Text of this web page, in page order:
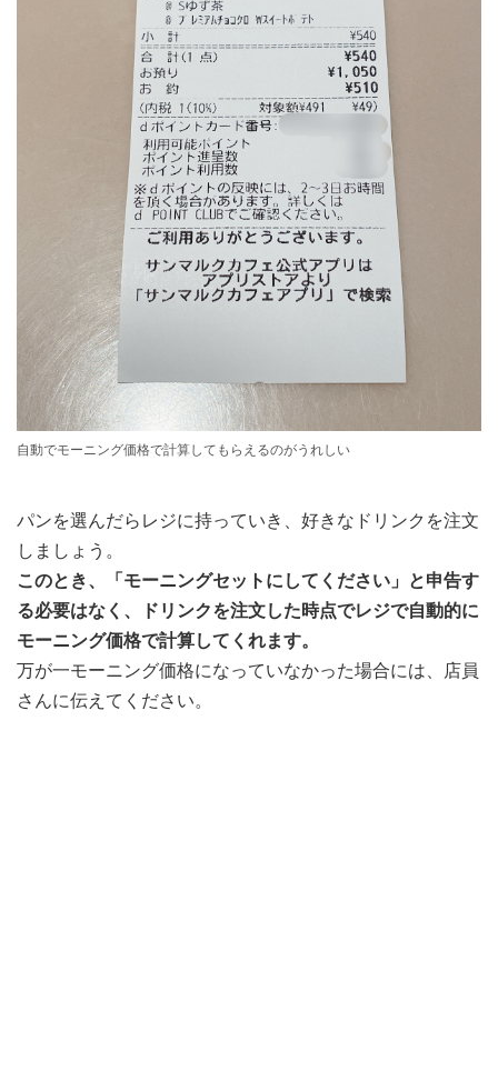
自動でモーニング価格で計算してもらえるのがうれしい
パンを選んだらレジに持っていき、好きなドリンクを注文
しましょう。
このとき、「モーニングセットにしてください」と申告す
る必要はなく、ドリンクを注文した時点でレジで自動的に
モーニング価格で計算してくれます。
万が一モーニング価格になっていなかった場合には、店員
さんに伝えてください。